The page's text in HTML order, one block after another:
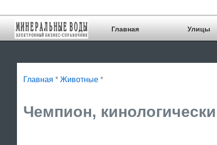
Главная Улицы
Главная * Животные *
Чемпион,